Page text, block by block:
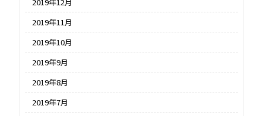
2019年12月
2019年11月
2019年10月
2019年9月
2019年8月
2019年7月